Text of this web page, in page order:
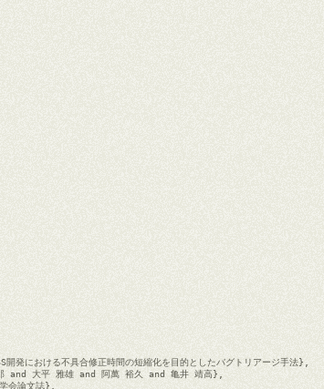
における不具合修正時間の短縮化を目的としたバグトリアージ手法},
大平 雅雄 and 阿萬 裕久 and 亀井 靖高},
論文誌},